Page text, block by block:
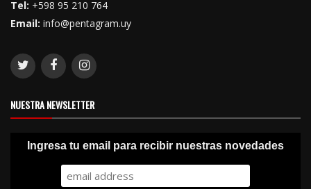
Tel: +598 95 210 764
Email: info@pentagram.uy
NUESTRA NEWSLETTER
Ingresa tu email para recibir nuestras novedades